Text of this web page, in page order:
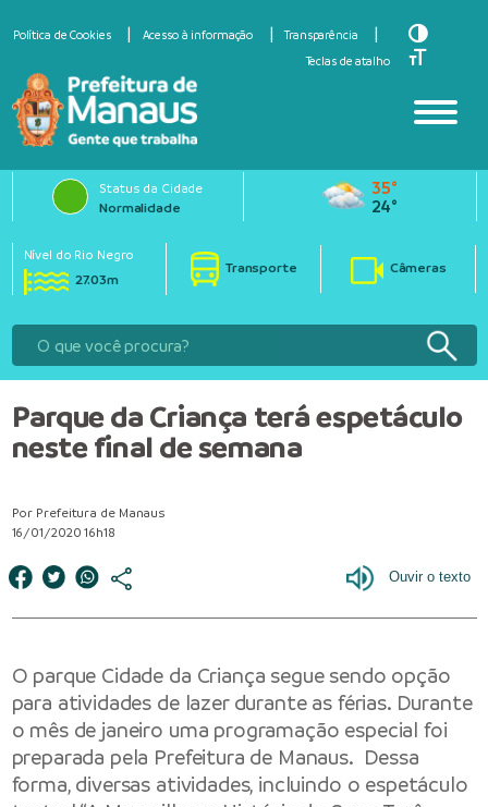
Política de Cookies Acesso à informação
Transparência
Teclas de atalho
Toggle
Toggle
Status da Cidade
Normalidade
35°
24°
Nível do Rio Negro
27.03m
Transporte Câmeras
Parque da Criança terá espetáculo
neste final de semana
Por Prefeitura de Manaus
16/01/2020 16h18
O parque Cidade da Criança segue sendo opção
para atividades de lazer durante as férias. Durante
o mês de janeiro uma programação especial foi
preparada pela Prefeitura de Manaus. Dessa
forma, diversas atividades, incluindo o espetáculo